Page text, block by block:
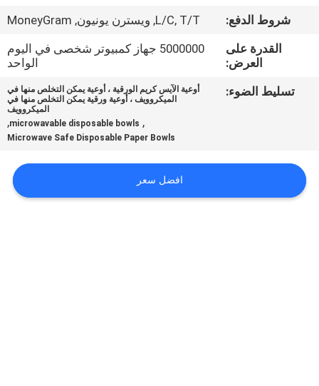
أخبار
اطلب
الموقع
شروط الدفع:
L/C, T/T, ويسترن يونيون, MoneyGram
القدرة على
العرض:
5000000 جهاز كمبيوتر شخصى في اليوم
الواحد
تسليط الضوء:
أوعية الآيس كريم الورقية ، أوعية يمكن التخلص منها في
الميكروويف ، أوعية ورقية يمكن التخلص منها في
الميكروويف
,
microwavable disposable bowls
,
Microwave Safe Disposable Paper Bowls
افضل سعر